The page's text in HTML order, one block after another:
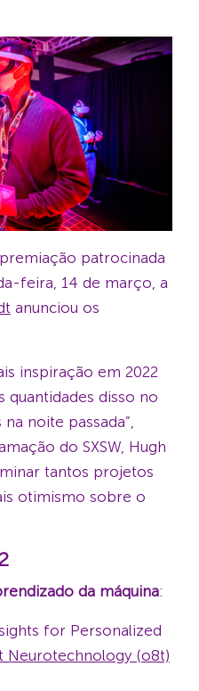
patrocinada
feira, 14 de março, a
anunciou os
inspiração em 2022
quantidades disso no
noite passada”,
do SXSW, Hugh
tantos projetos
otimismo sobre o
da máquina:
for Personalized
Neurotechnology (o8t)